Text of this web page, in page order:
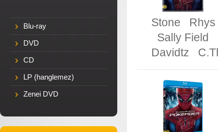
Blu-ray
DVD
CD
LP (hanglemez)
Zenei DVD
Stone
Sally Field
Davidtz